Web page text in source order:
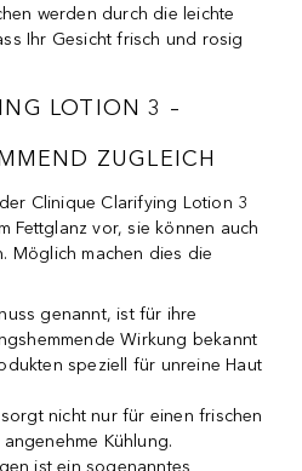
werden durch die leichte
Ihr Gesicht frisch und rosig
LOTION 3 –
ZUGLEICH
Clinique Clarifying Lotion 3
Fettglanz vor, sie können auch
Möglich machen dies die
genannt, ist für ihre
Wirkung bekannt
speziell für unreine Haut
nicht nur für einen frischen
Kühlung.
ist ein sogenanntes